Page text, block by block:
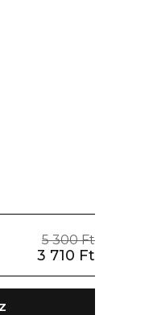
5 300 Ft
3 710 Ft